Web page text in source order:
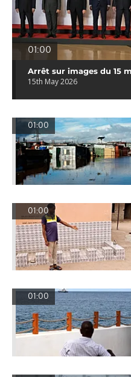
01:00
Arrêt sur images du 15
15th May 2026
01:00
01:00
01:00